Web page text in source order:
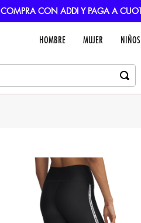
COMPRA CON ADDI Y PAGA A
HOMBRE MUJER NIÑOS